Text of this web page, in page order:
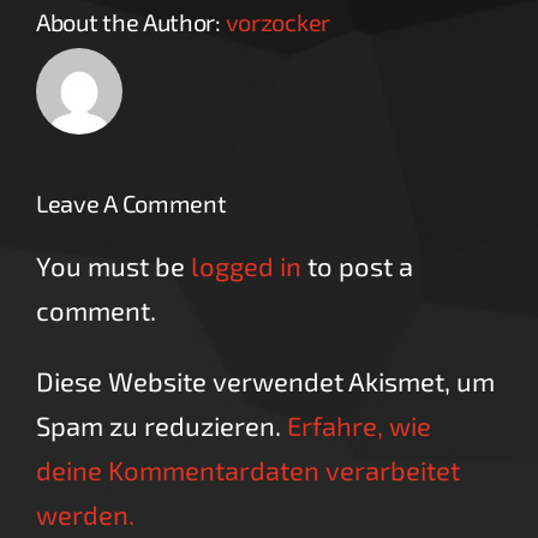
About the Author: vorzocker
Leave A Comment
You must be logged in to post a
comment.
Diese Website verwendet Akismet, um
Spam zu reduzieren. Erfahre, wie
deine Kommentardaten verarbeitet
werden.